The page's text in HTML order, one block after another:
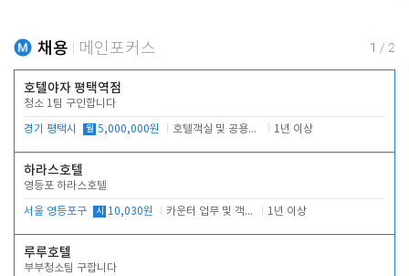
채용 메인포커스 1 / 2
호텔야자 평택역점
청소 1팀 구인합니다
경기 평택시 월 5,000,000원 호텔객실 및 공용시설 청소 관리 1년 이상
하라스호텔
영등포 하라스호텔
서울 영등포구 시 10,030원 카운터 업무 및 객실관리(청소상태 확인, 객실판매) 1년 이상
루루호텔
부부청소팀 구합니다